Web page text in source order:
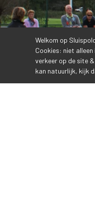
Welkom op
Cookies: niet
verkeer op de site
kan natuurlijk, kijk